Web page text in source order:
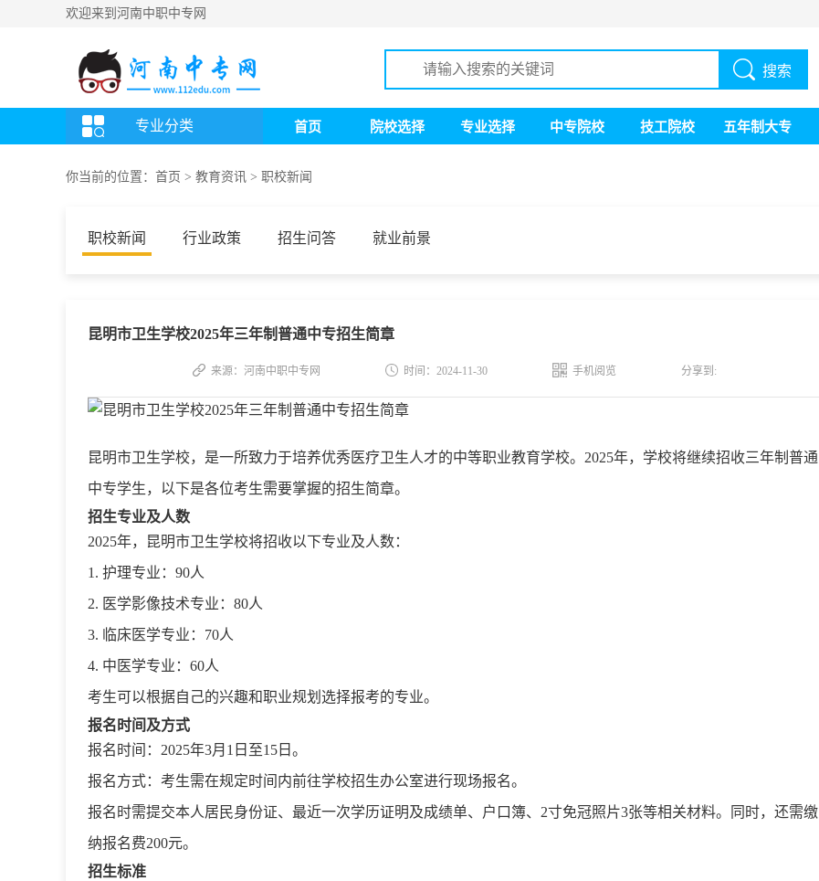
欢迎来到河南中职中专网
搜索
专业分类 首页 院校选择 专业选择 中专院校 技工院校 五年制大专
你当前的位置： 首页 > 教育资讯 > 职校新闻
职校新闻 行业政策 招生问答 就业前景
昆明市卫生学校2025年三年制普通中专招生简章
来源：河南中职中专网 时间：2024-11-30 手机阅览 分享到:
昆明市卫生学校，是一所致力于培养优秀医疗卫生人才的中等职业教育学校。2025年，学校将继续招收三年制普通
中专学生，以下是各位考生需要掌握的招生简章。
招生专业及人数
2025年，昆明市卫生学校将招收以下专业及人数：
1. 护理专业：90人
2. 医学影像技术专业：80人
3. 临床医学专业：70人
4. 中医学专业：60人
考生可以根据自己的兴趣和职业规划选择报考的专业。
报名时间及方式
报名时间：2025年3月1日至15日。
报名方式：考生需在规定时间内前往学校招生办公室进行现场报名。
报名时需提交本人居民身份证、最近一次学历证明及成绩单、户口簿、2寸免冠照片3张等相关材料。同时，还需缴
纳报名费200元。
招生标准